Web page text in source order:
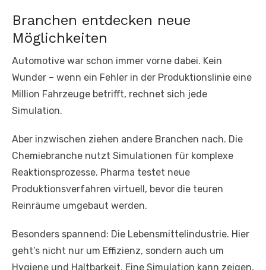
Branchen entdecken neue
Möglichkeiten
Automotive war schon immer vorne dabei. Kein
Wunder – wenn ein Fehler in der Produktionslinie eine
Million Fahrzeuge betrifft, rechnet sich jede
Simulation.
Aber inzwischen ziehen andere Branchen nach. Die
Chemiebranche nutzt Simulationen für komplexe
Reaktionsprozesse. Pharma testet neue
Produktionsverfahren virtuell, bevor die teuren
Reinräume umgebaut werden.
Besonders spannend: Die Lebensmittelindustrie. Hier
geht’s nicht nur um Effizienz, sondern auch um
Hygiene und Haltbarkeit. Eine Simulation kann zeigen,